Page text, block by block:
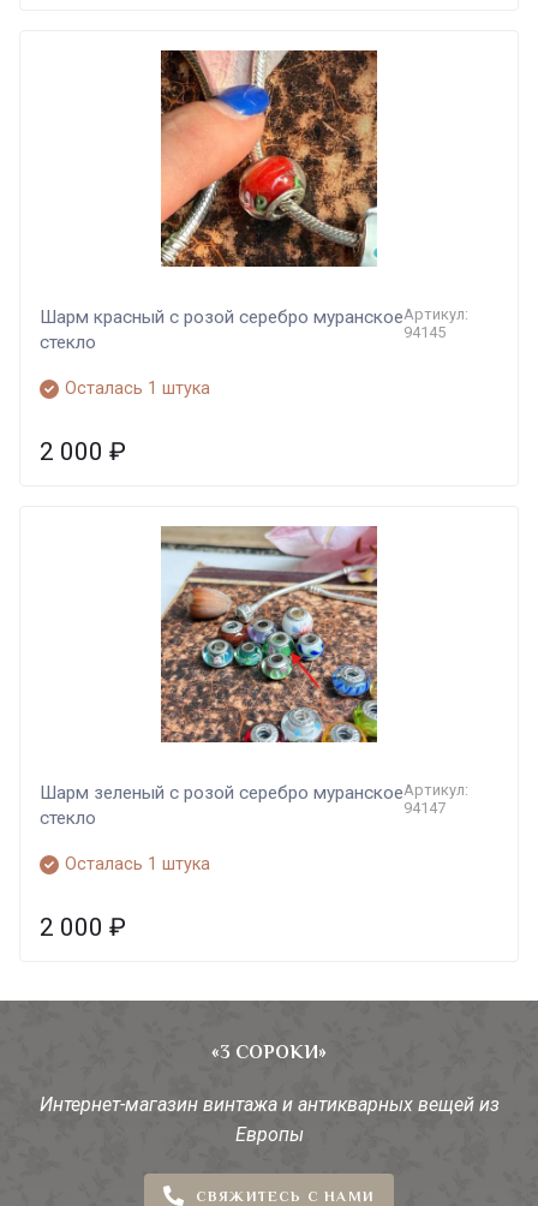
Шарм красный с розой серебро муранское
стекло
Артикул:
94145
Осталась 1 штука
2 000 ₽
Шарм зеленый с розой серебро муранское
стекло
Артикул:
94147
Осталась 1 штука
2 000 ₽
«3 СОРОКИ»
Интернет-магазин винтажа и антикварных вещей из
Европы
СВЯЖИТЕСЬ С НАМИ